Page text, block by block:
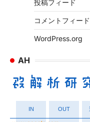
投稿フィード
コメントフィード
WordPress.org
AH